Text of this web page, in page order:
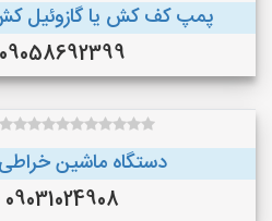
پمپ کف کش یا گازوئیل
09058692399 (ارومیه)
دستگاه ماشین
09031024908 (ارومیه)